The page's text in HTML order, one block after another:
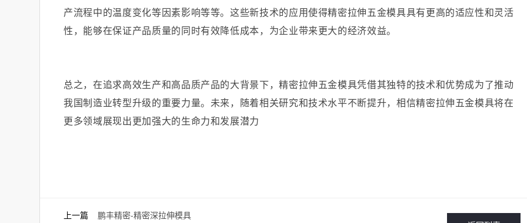
产流程中的温度变化等因素影响等等。这些新技术的应用使得精密拉伸五金模具具有更高的适应性和灵活
性，能够在保证产品质量的同时有效降低成本，为企业带来更大的经济效益。
总之，在追求高效生产和高品质产品的大背景下，精密拉伸五金模具凭借其独特的技术和优势成为了推动
我国制造业转型升级的重要力量。未来，随着相关研究和技术水平不断提升，相信精密拉伸五金模具将在
更多领域展现出更加强大的生命力和发展潜力
上一篇​鹏丰精密-精密深拉伸模具